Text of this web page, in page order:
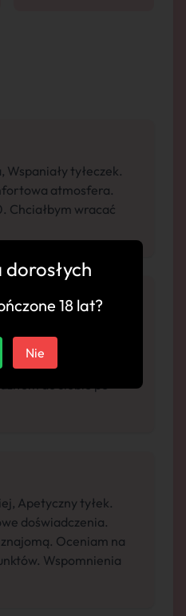
Wspaniały tyłeczek.
atmosfera.
Chciałbym wracać
doświadczenia.
zgodna z
do siebie po
Apetyczny tyłek.
doświadczenia.
Oceniam na
Wspomnienia
dorosłych
18 lat?
Nie